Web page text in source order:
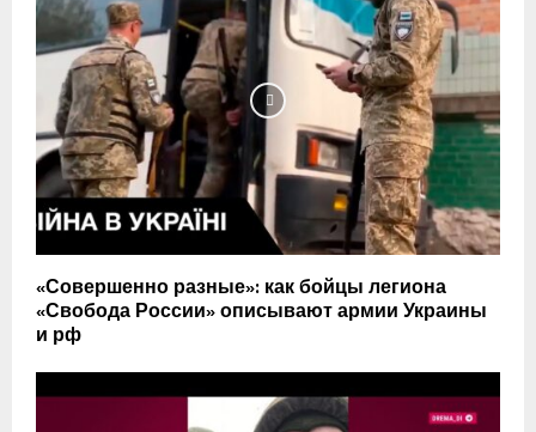
«Совершенно разные»: как бойцы легиона
«Свобода России» описывают армии Украины
и рф